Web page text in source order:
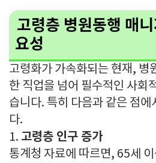
고령층 병원동행 매
요성
고령화가 가속화되는 현재, 병
한 직업을 넘어 필수적인 사회
습니다. 특히 다음과 같은 점에
다.
1. 고령층 인구 증가
통계청 자료에 따르면, 65세